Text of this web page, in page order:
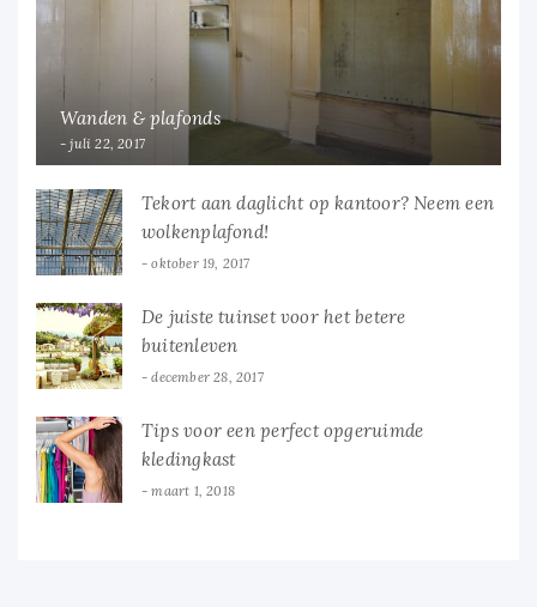
Wanden & plafonds
juli 22, 2017
Tekort aan daglicht op kantoor? Neem een
wolkenplafond!
oktober 19, 2017
De juiste tuinset voor het betere
buitenleven
december 28, 2017
Tips voor een perfect opgeruimde
kledingkast
maart 1, 2018